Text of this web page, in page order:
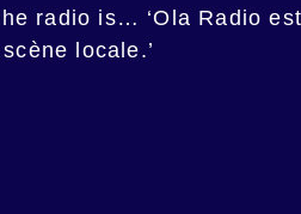
radio is… ‘Ola Radio
locale.’